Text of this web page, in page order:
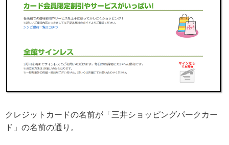
クレジットカードの名前が「三井ショッピングパークカー
ド」の名前の通り。